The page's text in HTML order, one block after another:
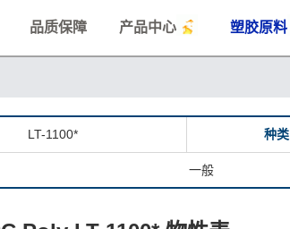
品质保障 产品中心 塑胶原料
LT-1100* 种类
一般